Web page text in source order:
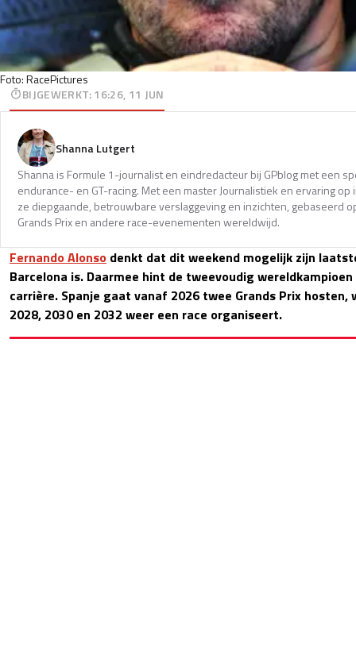
Foto: RacePictures
BIJGEWERKT:16:26, 11 JUN
Shanna Lutgert
Shanna is Formule 1-journalist en eindredacteur bij GPblog met een
endurance- en GT-racing. Met een master Journalistiek en ervaring
ze diepgaande, betrouwbare verslaggeving en inzichten, gebaseerd
Grands Prix en andere race-evenementen wereldwijd.
Fernando Alonso denkt dat dit weekend mogelijk zijn
Barcelona is. Daarmee hint de tweevoudig
carrière. Spanje gaat vanaf 2026 twee Grands Prix hosten,
2028, 2030 en 2032 weer een race organiseert.